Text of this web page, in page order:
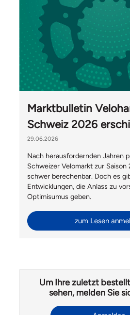
Marktbulletin
Schweiz 2026
29.06.2026
Nach herausfordernden Jahren
Schweizer Velomarkt zur Saison
schwer berechenbar. Doch es
Entwicklungen, die Anlass zu
Optimisumus geben.
zum Lesen
Um Ihre zuletzt
sehen, melden Sie